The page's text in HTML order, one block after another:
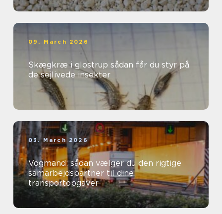
09. March 2026
Skægkræ i glostrup sådan får du styr på
de sejlivede insekter
03. March 2026
Vogmand: sådan vælger du den rigtige
samarbejdspartner til dine
transportopgaver